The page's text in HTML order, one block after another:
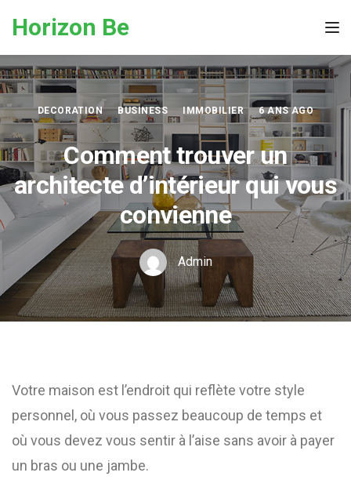
Horizon Be
DECORATION BUSINESS IMMOBILIER 6 ANS AGO
Comment trouver un
architecte d’intérieur qui vous
convienne
Admin
Votre maison est l’endroit qui reflète votre style
personnel, où vous passez beaucoup de temps et
où vous devez vous sentir à l’aise sans avoir à payer
un bras ou une jambe.